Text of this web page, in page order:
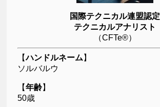
国際テクニカル連盟認定
テクニカルアナリスト
（CFTe®）
【ハンドルネーム 】
ソルバルウ
【年齢】
50歳